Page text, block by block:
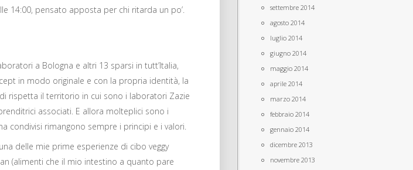
14:00, pensato apposta per chi ritarda un po’.
a Bologna e altri 13 sparsi in tutt’Italia,
in modo originale e con la propria identità, la
rispetta il territorio in cui sono i laboratori Zazie
associati. E allora molteplici sono i
condivisi rimangono sempre i principi e i valori.
delle mie prime esperienze di cibo veggy
(alimenti che il mio intestino a quanto pare
settembre 2014
agosto 2014
luglio 2014
giugno 2014
maggio 2014
aprile 2014
marzo 2014
febbraio 2014
gennaio 2014
dicembre 2013
novembre 2013